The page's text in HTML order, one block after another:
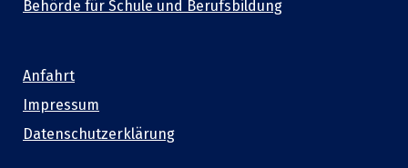
Behörde für Schule und Berufsbildung
Anfahrt
Impressum
Datenschutzerklärung